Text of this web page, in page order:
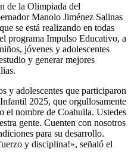
de la Olimpiada del
Manolo Jiménez Salinas
se está realizando en todas
programa Impulso Educativo, a
jóvenes y adolescentes
y generar mejores
y adolescentes que participaron
2025, que orgullosamente
el nombre de Coahuila. Ustedes
gente. Cuenten con nosotros
para su desarrollo.
y disciplina!», señaló el